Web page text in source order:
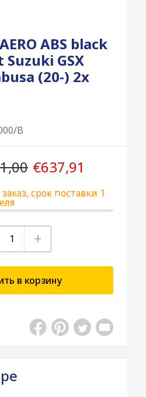
ABS black
Suzuki GSX
(20-) 2x
B
€637,91
срок поставки 1
+
в корзину